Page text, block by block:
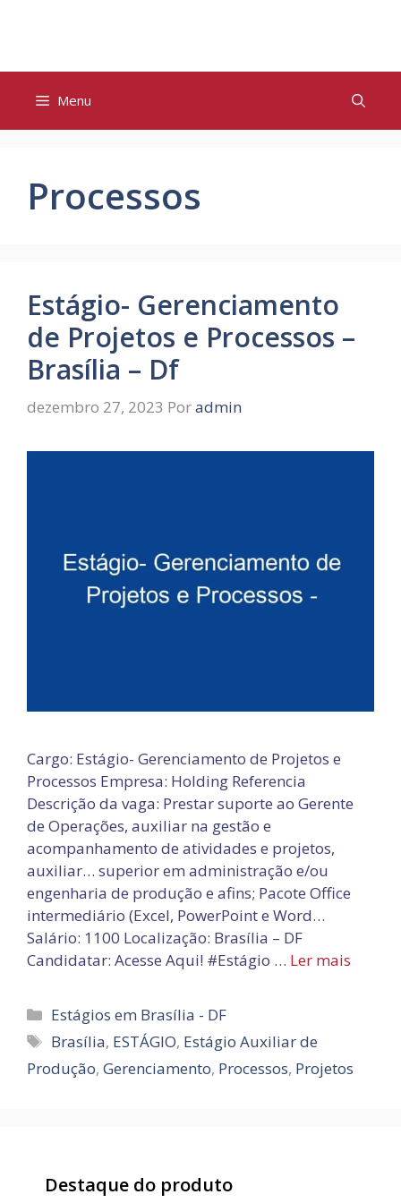
conteúdo
Menu
Processos
Estágio- Gerenciamento
de Projetos e Processos –
Brasília – Df
dezembro 27, 2023 Poradmin
Cargo: Estágio- Gerenciamento de Projetos e
Processos Empresa: Holding Referencia
Descrição da vaga: Prestar suporte ao Gerente
de Operações, auxiliar na gestão e
acompanhamento de atividades e projetos,
auxiliar… superior em administração e/ou
engenharia de produção e afins; Pacote Office
intermediário (Excel, PowerPoint e Word…
Salário: 1100 Localização: Brasília – DF
Candidatar: Acesse Aqui! #Estágio … Ler mais
Categorias
Estágios em Brasília - DF
Tags
Brasília, ESTÁGIO, Estágio Auxiliar de
Produção, Gerenciamento, Processos, Projetos
Destaque do produto